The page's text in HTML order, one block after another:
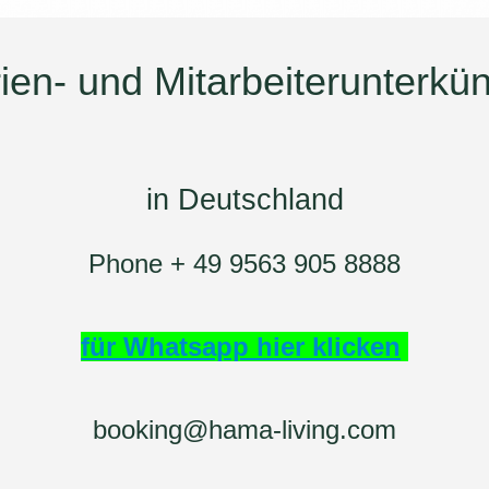
und
in Deutschland
Phone + 49 9563 905 8888
für Whatsapp hier klicken
booking@hama-living.com